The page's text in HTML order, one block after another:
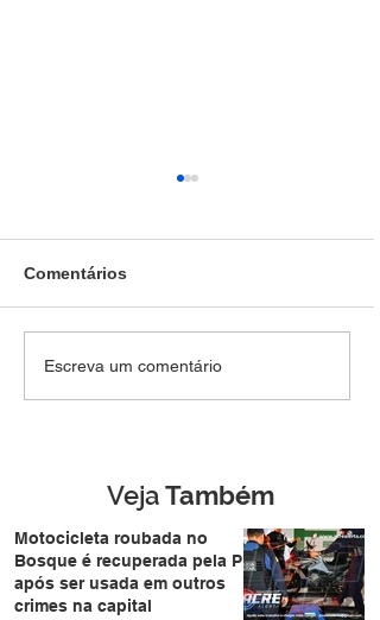
Jovem de 18 anos, é
Comentários
Escreva um comentário
VejaTambém
Motocicleta roubada no
Bosque é recuperada pela PM
após ser usada em outros
crimes na capital